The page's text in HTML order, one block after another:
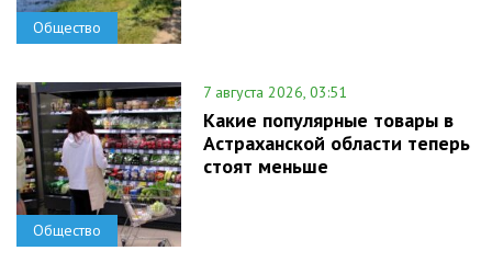
Общество
Общество
7 августа 2026, 03:51
Какие популярные товары в
Астраханской области теперь
стоят меньше